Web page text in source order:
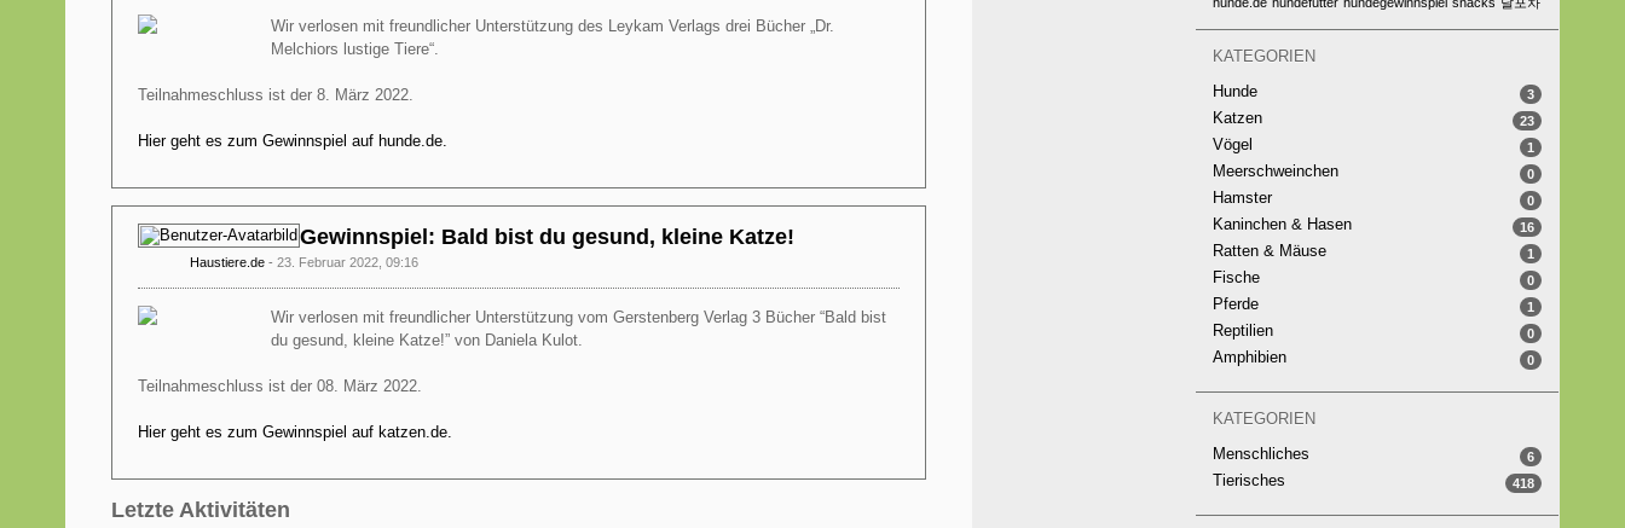
Wir verlosen mit freundlicher Unterstützung des Leykam Verlags drei Bücher „Dr.
Melchiors lustige Tiere“.
Teilnahmeschluss ist der 8. März 2022.
Hier geht es zum Gewinnspiel auf hunde.de.
Gewinnspiel: Bald bist du gesund, kleine Katze!
Haustiere.de 23. Februar 2022, 09:16
Wir verlosen mit freundlicher Unterstützung vom Gerstenberg Verlag 3 Bücher “Bald bist
du gesund, kleine Katze!” von Daniela Kulot.
Teilnahmeschluss ist der 08. März 2022.
Hier geht es zum Gewinnspiel auf katzen.de.
Letzte Aktivitäten
KATEGORIEN
Hunde
3
Katzen 23
Vögel 1
Meerschweinchen 0
Hamster 0
Kaninchen & Hasen 16
Ratten & Mäuse 1
Fische 0
Pferde 1
Reptilien 0
Amphibien 0
KATEGORIEN
Menschliches
6
Tierisches 418